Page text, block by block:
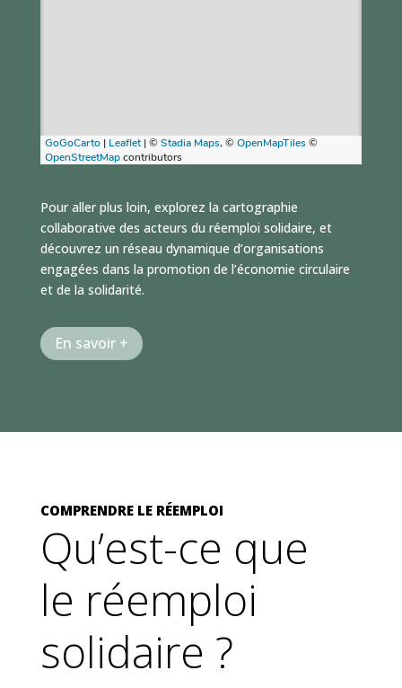
Pour aller plus loin, explorez la cartographie
collaborative des acteurs du réemploi solidaire, et
découvrez un réseau dynamique d’organisations
engagées dans la promotion de l’économie circulaire
et de la solidarité.
En savoir +
COMPRENDRE LE RÉEMPLOI
Qu’est-ce que
le réemploi
solidaire ?